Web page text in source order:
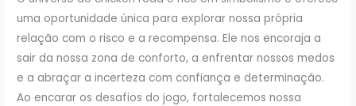
uma oportunidade única para explorar nossa própria
relação com o risco e a recompensa. Ele nos encoraja a
sair da nossa zona de conforto, a enfrentar nossos medos
e a abraçar a incerteza com confiança e determinação.
Ao encarar os desafios do jogo, fortalecemos nossa